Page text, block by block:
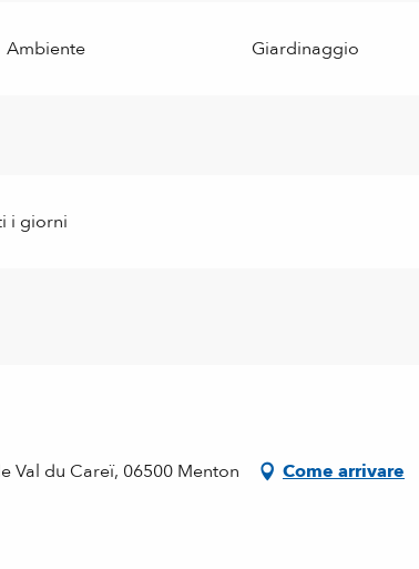
Ambiente Giardinaggio
i giorni
Val du Careï, 06500 Menton Come arrivare